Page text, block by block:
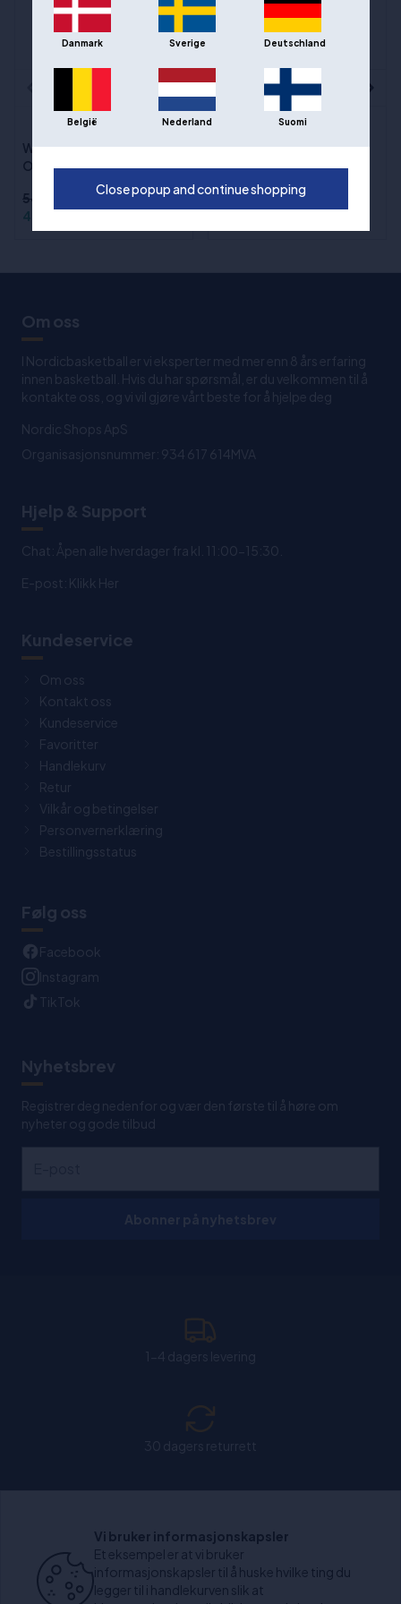
(34)
Wilson offisiell NBA
Outdoor størrelse 7
549,00 kr
429,00 kr
Wilson Evolution
Basketball størrelse 7
969,00 kr
Om oss
I Nordicbasketball er vi eksperter med mer enn 8 års erfaring
innen basketball. Hvis du har spørsmål, er du velkommen til å
kontakte oss, og vi vil gjøre vårt beste for å hjelpe deg
Nordic Shops ApS
Organisasjonsnummer: 934 617 614MVA
Hjelp & Support
Chat: Åpen alle hverdager fra kl. 11:00-15:30.
E-post: Klikk Her
Kundeservice
Om oss
Kontakt oss
Kundeservice
Favoritter
Handlekurv
Retur
Vilkår og betingelser
Personvernerklæring
Bestillingsstatus
Følg oss
Facebook
Instagram
TikTok
Nyhetsbrev
Registrer deg nedenfor og vær den første til å høre om
nyheter og gode tilbud
Chat: Åpen alle hverdager fra kl. 11:00-15:30.
Vi bruker informasjonskapsler
Et eksempel er at vi bruker
informasjonskapsler til å huske hvilke ting du
legger til i handlekurven slik at
Danmark Sverige Deutschland
België Nederland Suomi
Close popup and continue shopping